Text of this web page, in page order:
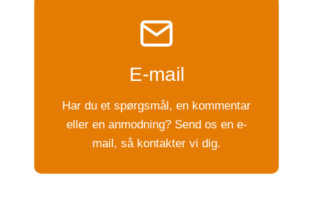
E-mail
Har du et spørgsmål, en kommentar
eller en anmodning? Send os en e-
mail, så kontakter vi dig.